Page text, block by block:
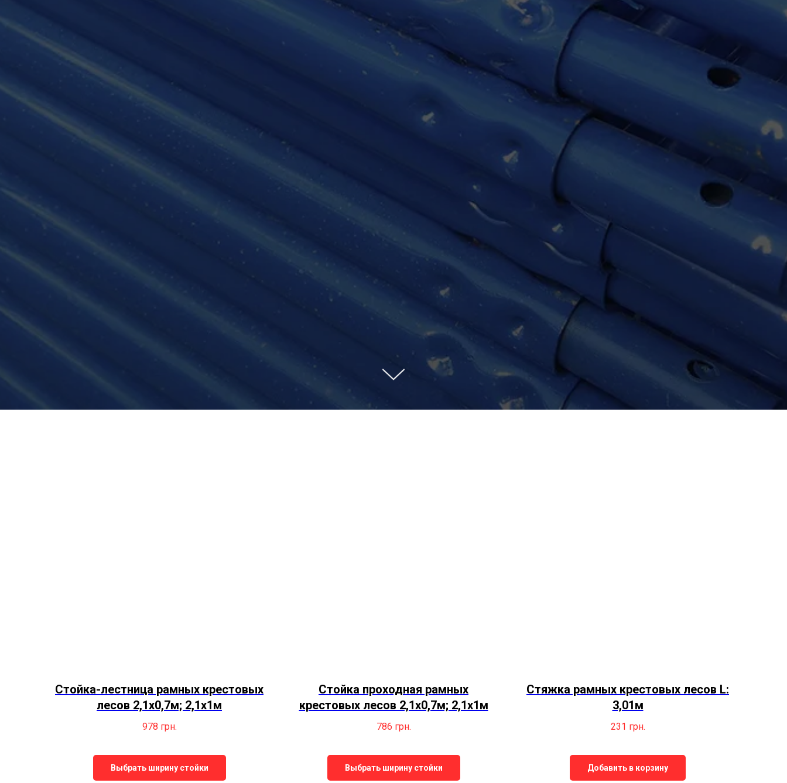
Стойка-лестница рамных крестовых
лесов 2,1х0,7м; 2,1х1м
978 грн.
Выбрать ширину стойки
Стойка проходная рамных
крестовых лесов 2,1х0,7м; 2,1х1м
786 грн.
Выбрать ширину стойки
Стяжка рамных крестовых лесов L:
3,01м
231 грн.
Добавить в корзину